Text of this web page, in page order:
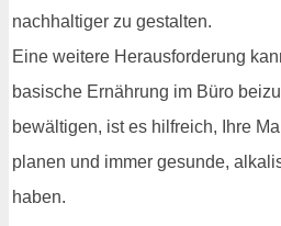
nachhaltiger zu gestalten.
Eine weitere Herausforderung
basische Ernährung im Büro
bewältigen, ist es hilfreich, Ihre
planen und immer gesunde,
haben.